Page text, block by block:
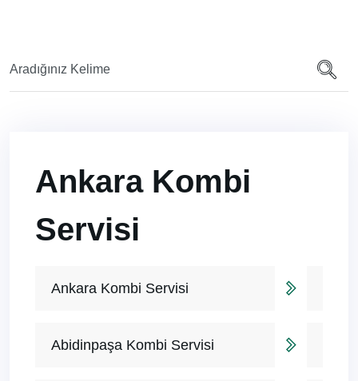
Ankara Kombi
Servisi
Ankara Kombi Servisi
Abidinpaşa Kombi Servisi